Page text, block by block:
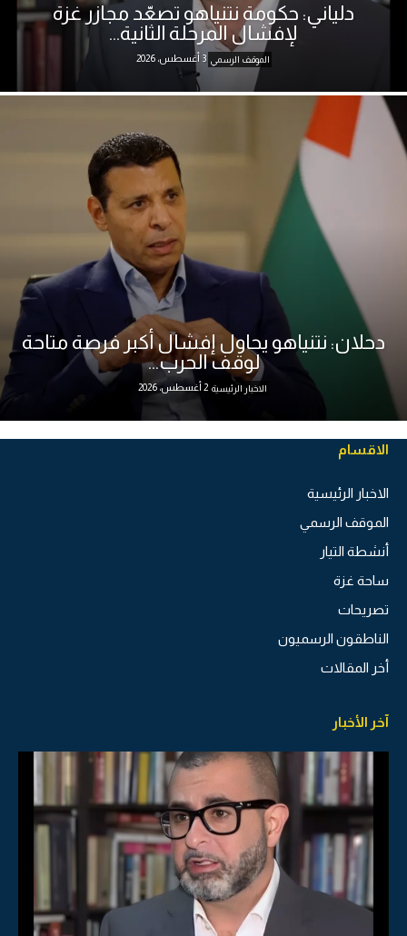
دلياني: حكومة نتنياهو تصعّد مجازر غزة
لإفشال المرحلة الثانية...
الموقف الرسمي 3 أغسطس، 2026
دحلان: نتنياهو يحاول إفشال أكبر فرصة متاحة
لوقف الحرب...
الاخبار الرئيسية 2 أغسطس، 2026
الاقسام
الاخبار الرئيسية
الموقف الرسمي
أنشطة التيار
ساحة غزة
تصريحات
الناطقون الرسميون
أخر المقالات
آخر الأخبار